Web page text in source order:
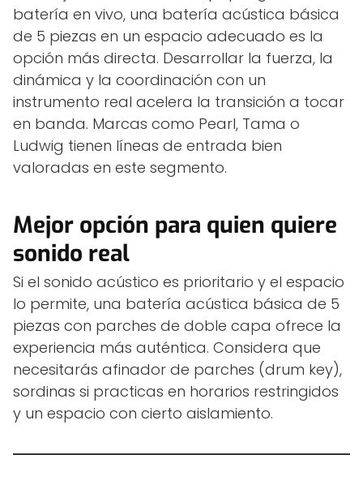
batería en vivo, una batería acústica básica
de 5 piezas en un espacio adecuado es la
opción más directa. Desarrollar la fuerza, la
dinámica y la coordinación con un
instrumento real acelera la transición a tocar
en banda. Marcas como Pearl, Tama o
Ludwig tienen líneas de entrada bien
valoradas en este segmento.
Mejor opción para quien quiere
sonido real
Si el sonido acústico es prioritario y el espacio
lo permite, una batería acústica básica de 5
piezas con parches de doble capa ofrece la
experiencia más auténtica. Considera que
necesitarás afinador de parches (drum key),
sordinas si practicas en horarios restringidos
y un espacio con cierto aislamiento.